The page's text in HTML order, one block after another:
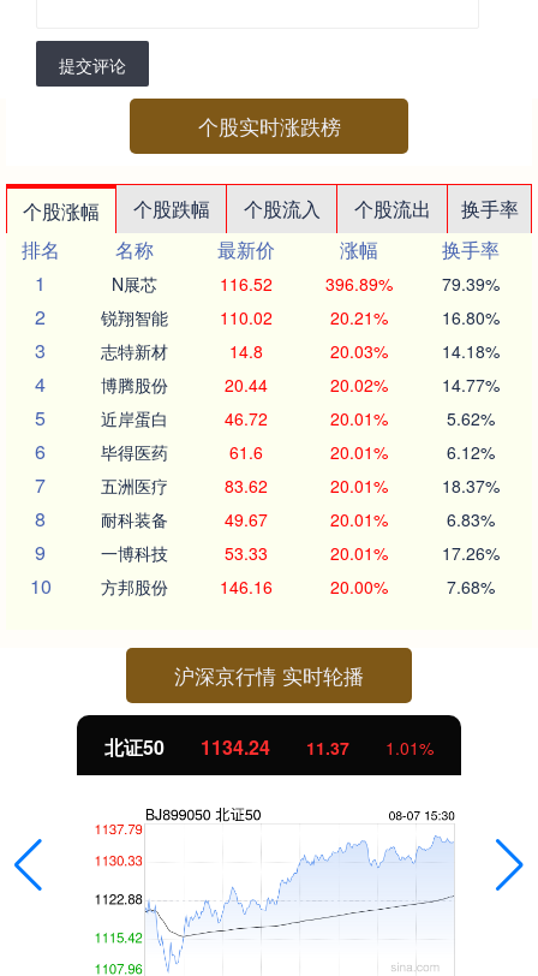
提交评论
个股实时涨跌榜
个股涨幅 个股跌幅 个股流入 个股流出
换手率
排名
名称 最新价 涨幅
换手率
1
N展芯 116.52 396.89% 79.39%
2 锐翔智能 110.02 20.21% 16.80%
3 志特新材 14.8 20.03% 14.18%
4 博腾股份 20.44 20.02% 14.77%
5 近岸蛋白 46.72 20.01% 5.62%
6 毕得医药 61.6 20.01% 6.12%
7 五洲医疗 83.62 20.01% 18.37%
8 耐科装备 49.67 20.01% 6.83%
9 一博科技 53.33 20.01% 17.26%
10 方邦股份 146.16 20.00% 7.68%
沪深京行情 实时轮播
北证50 1134.24 11.37 1.01%